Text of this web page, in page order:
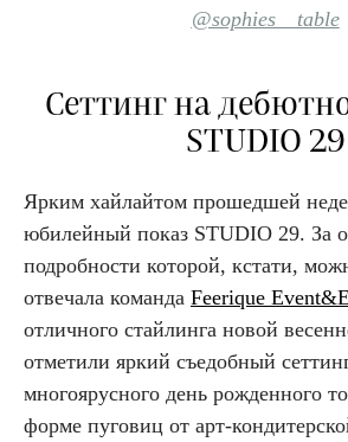
@sophies__table
Сеттинг на
STUDIO 29
Ярким хайлайтом прошедшей
юбилейный показ STUDIO 29. За
подробности которой, кстати,
отвечала команда Feerique
отличного стайлинга новой
отметили яркий съедобный
многоярусного день рожденного
форме пуговиц от арт-